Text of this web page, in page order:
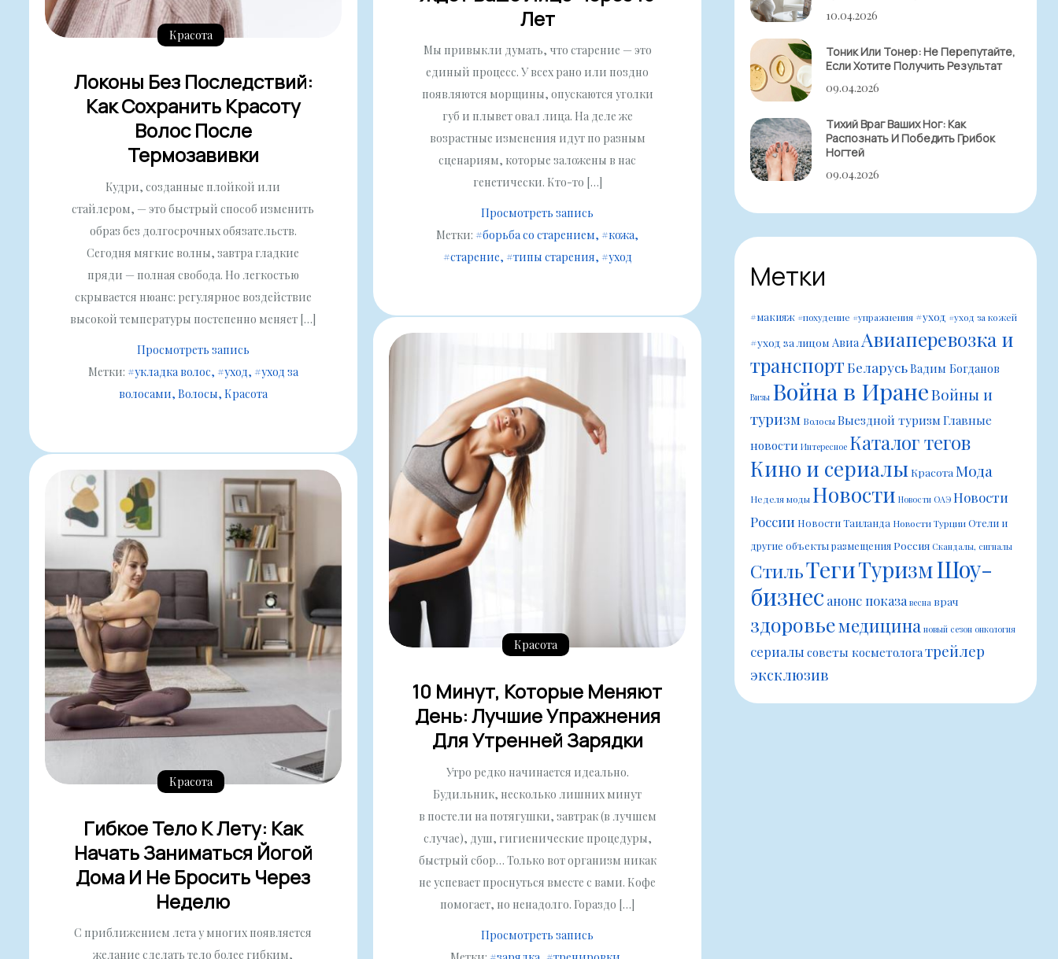
Лет
Мы привыкли думать, что старение — это
единый процесс. У всех рано или поздно
появляются морщины, опускаются уголки
губ и плывет овал лица. На деле же
возрастные изменения идут по разным
сценариям, которые заложены в нас
генетически. Кто-то […]
Просмотреть запись
Метки: #борьба со старением #кожа
#старение #типы старения #уход
Красота
Локоны Без Последствий:
Как Сохранить Красоту
Волос После
Термозавивки
Кудри, созданные плойкой или
стайлером, — это быстрый способ изменить
образ без долгосрочных обязательств.
Сегодня мягкие волны, завтра гладкие
пряди — полная свобода. Но легкостью
скрывается нюанс: регулярное воздействие
высокой температуры постепенно меняет […]
Просмотреть запись
Метки: #укладка волос #уход #уход за
волосами Волосы Красота
Красота
10 Минут, Которые Меняют
День: Лучшие Упражнения
Для Утренней Зарядки
Утро редко начинается идеально.
Будильник, несколько лишних минут
в постели на потягушки, завтрак (в лучшем
случае), душ, гигиенические процедуры,
быстрый сбор… Только вот организм никак
не успевает проснуться вместе с вами. Кофе
помогает, но ненадолго. Гораздо […]
Просмотреть запись
Красота
Гибкое Тело К Лету: Как
Начать Заниматься Йогой
Дома И Не Бросить Через
Неделю
С приближением лета у многих появляется
желание сделать тело более гибким,
10.04.2026
Тоник Или Тонер: Не Перепутайте,
Если Хотите Получить Результат
09.04.2026
Тихий Враг Ваших Ног: Как
Распознать И Победить Грибок
Ногтей
09.04.2026
Метки
#макияж #похудение #упражнения #уход #уход за кожей
#уход за лицом Авиа Авиаперевозка и
транспортБеларусьВадим Богданов
Визы Война в ИранеВойны и
туризм ВолосыВыездной туризмГлавные
новости Интересное Каталог тегов
Кино и сериалыКрасота Мода
Неделя моды Новости Новости ОАЭ Новости
России Новости Таиланда Новости ТурцииОтели и
другие объекты размещенияРоссия Скандалы, сигналы
СтильТегиТуризмШоу-
бизнес анонс показа весна врач
здоровьемедицина новый сезон онкология
сериалы советы косметологатрейлер
эксклюзив